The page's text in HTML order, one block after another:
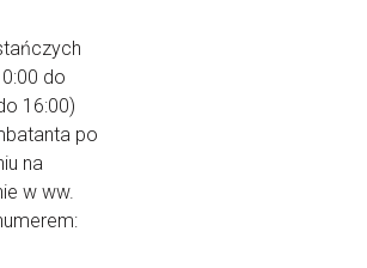
do
16:00)
po
na
w ww.